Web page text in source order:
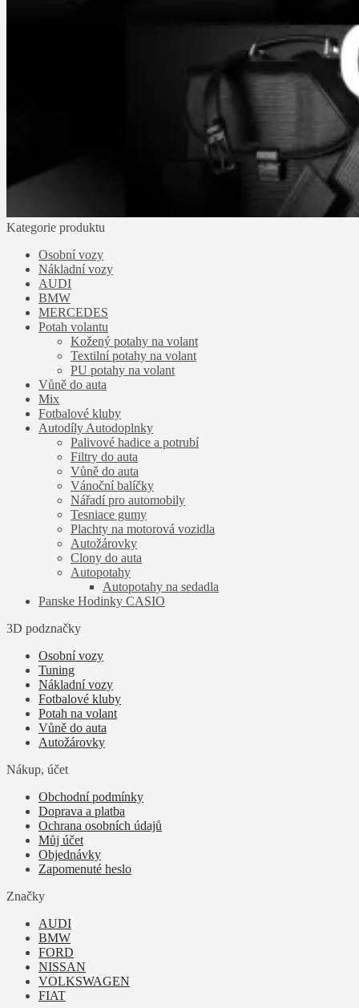
Kategorie produktu
Osobní vozy
Nákladní vozy
AUDI
BMW
MERCEDES
Potah volantu
Kožený potahy na volant
Textilní potahy na volant
PU potahy na volant
Vůně do auta
Mix
Fotbalové kluby
Autodíly Autodoplnky
Palivové hadice a potrubí
Filtry do auta
Vůně do auta
Vánoční balíčky
Nářadí pro automobily
Tesniace gumy
Plachty na motorová vozidla
Autožárovky
Clony do auta
Autopotahy
Autopotahy na sedadla
Panske Hodinky CASIO
3D podznačky
Osobní vozy
Tuning
Nákladní vozy
Fotbalové kluby
Potah na volant
Vůně do auta
Autožárovky
Nákup, účet
Obchodní podmínky
Doprava a platba
Ochrana osobních údajů
Můj účet
Objednávky
Zapomenuté heslo
Značky
AUDI
BMW
FORD
NISSAN
VOLKSWAGEN
FIAT